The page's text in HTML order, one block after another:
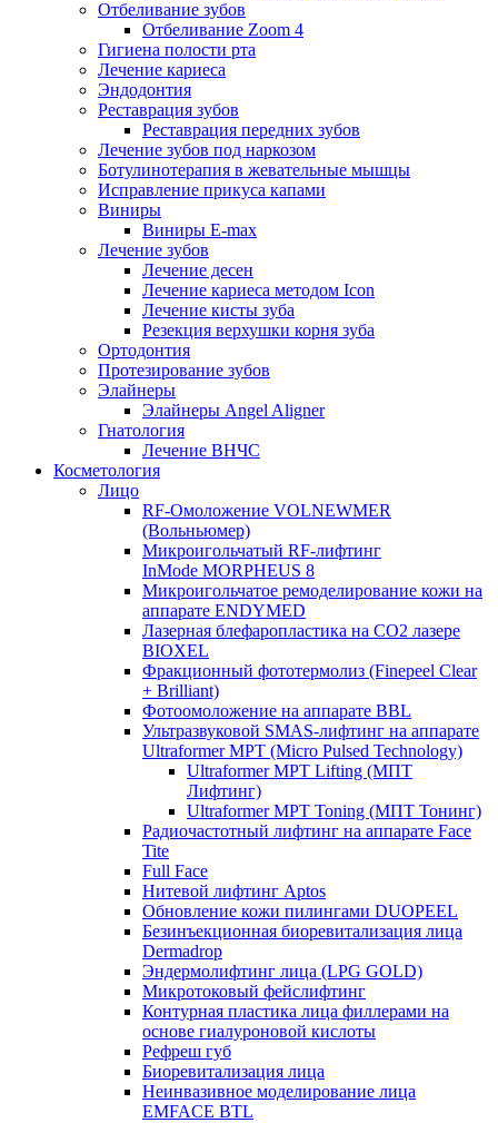
Отбеливание зубов
Отбеливание Zoom 4
Гигиена полости рта
Лечение кариеса
Эндодонтия
Реставрация зубов
Реставрация передних зубов
Лечение зубов под наркозом
Ботулинотерапия в жевательные мышцы
Исправление прикуса капами
Виниры
Виниры E-max
Лечение зубов
Лечение десен
Лечение кариеса методом Icon
Лечение кисты зуба
Резекция верхушки корня зуба
Ортодонтия
Протезирование зубов
Элайнеры
Элайнеры Angel Aligner
Гнатология
Лечение ВНЧС
Косметология
Лицо
RF-Омоложение VOLNEWMER
(Вольньюмер)
Микроигольчатый RF-лифтинг
InMode MORPHEUS 8
Микроигольчатое ремоделирование кожи на
аппарате ENDYMED
Лазерная блефаропластика на CO2 лазере
BIOXEL
Фракционный фототермолиз (Finepeel Clear
+ Brilliant)
Фотоомоложение на аппарате BBL
Ультразвуковой SMAS-лифтинг на аппарате
Ultraformer MPT (Micro Pulsed Technology)
Ultraformer MPT Lifting (МПТ
Лифтинг)
Ultraformer MPT Toning (МПТ Тонинг)
Радиочастотный лифтинг на аппарате Face
Tite
Full Face
Нитевой лифтинг Aptos
Обновление кожи пилингами DUOPEEL
Безинъекционная биоревитализация лица
Dermadrop
Эндермолифтинг лица (LPG GOLD)
Микротоковый фейслифтинг
Контурная пластика лица филлерами на
основе гиалуроновой кислоты
Рефреш губ
Биоревитализация лица
Неинвазивное моделирование лица
EMFACE BTL